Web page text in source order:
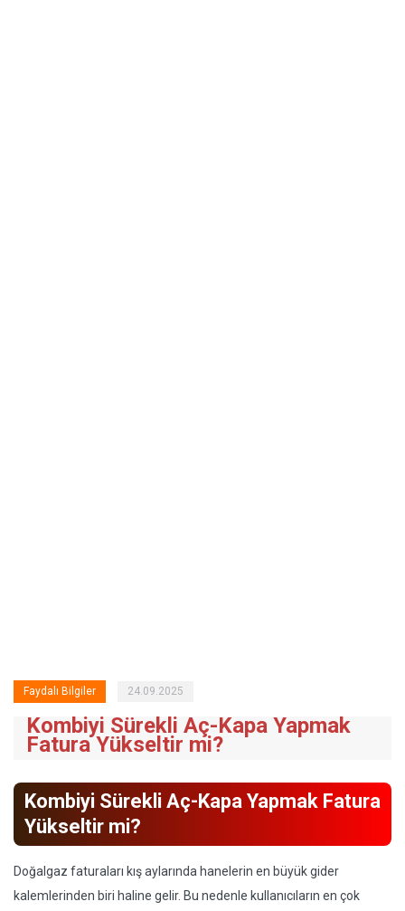
Faydalı Bilgiler 24.09.2025
Kombiyi Sürekli Aç-Kapa Yapmak
Fatura Yükseltir mi?
Kombiyi Sürekli Aç-Kapa Yapmak Fatura
Yükseltir mi?
Doğalgaz faturaları kış aylarında hanelerin en büyük gider
kalemlerinden biri haline gelir. Bu nedenle kullanıcıların en çok